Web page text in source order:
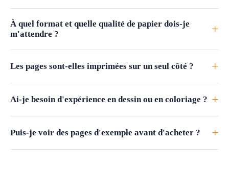
À quel format et quelle qualité de papier dois-je
m'attendre ?
+
Les pages sont-elles imprimées sur un seul côté ? +
Ai-je besoin d'expérience en dessin ou en coloriage ? +
Puis-je voir des pages d'exemple avant d'acheter ? +